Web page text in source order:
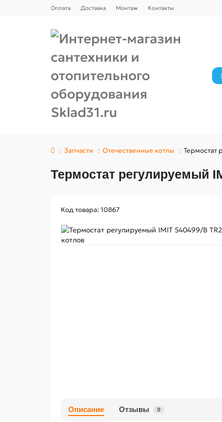
Оплата Доставка Монтаж Контакты
Запчасти Отечественные котлы Термостат
Термостат регулируемый
Код товара: 10867
Описание Отзывы 0